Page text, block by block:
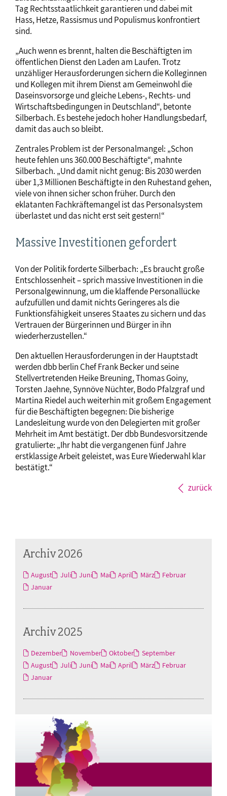
Tag Rechtsstaatlichkeit garantieren und dabei mit
Hass, Hetze, Rassismus und Populismus konfrontiert
sind.
„Auch wenn es brennt, halten die Beschäftigten im
öffentlichen Dienst den Laden am Laufen. Trotz
unzähliger Herausforderungen sichern die Kolleginnen
und Kollegen mit ihrem Dienst am Gemeinwohl die
Daseinsvorsorge und gleiche Lebens-, Rechts- und
Wirtschaftsbedingungen in Deutschland“, betonte
Silberbach. Es bestehe jedoch hoher Handlungsbedarf,
damit das auch so bleibt.
Zentrales Problem ist der Personalmangel: „Schon
heute fehlen uns 360.000 Beschäftigte“, mahnte
Silberbach. „Und damit nicht genug: Bis 2030 werden
über 1,3 Millionen Beschäftigte in den Ruhestand gehen,
viele von ihnen sicher schon früher. Durch den
eklatanten Fachkräftemangel ist das Personalsystem
überlastet und das nicht erst seit gestern!“
Massive Investitionen gefordert
Von der Politik forderte Silberbach: „Es braucht große
Entschlossenheit – sprich massive Investitionen in die
Personalgewinnung, um die klaffende Personallücke
aufzufüllen und damit nichts Geringeres als die
Funktionsfähigkeit unseres Staates zu sichern und das
Vertrauen der Bürgerinnen und Bürger in ihn
wiederherzustellen.“
Den aktuellen Herausforderungen in der Hauptstadt
werden dbb berlin Chef Frank Becker und seine
Stellvertretenden Heike Breuning, Thomas Goiny,
Torsten Jaehne, Synnöve Nüchter, Bodo Pfalzgraf und
Martina Riedel auch weiterhin mit großem Engagement
für die Beschäftigten begegnen: Die bisherige
Landesleitung wurde von den Delegierten mit großer
Mehrheit im Amt bestätigt. Der dbb Bundesvorsitzende
gratulierte: „Ihr habt die vergangenen fünf Jahre
erstklassige Arbeit geleistet, was Eure Wiederwahl klar
bestätigt.“
zurück
Archiv 2026
August Juli Juni Mai April März
Februar
Januar
Archiv 2025
Dezember November Oktober
September
August
Juli Juni Mai April März
Februar
Januar